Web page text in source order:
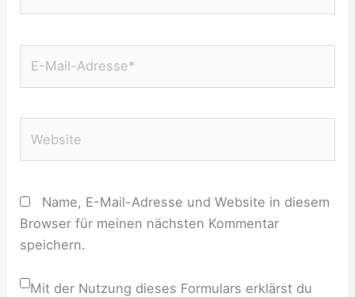
Name, E-Mail-Adresse und Website in diesem
Browser für meinen nächsten Kommentar
speichern.
Mit der Nutzung dieses Formulars erklärst du